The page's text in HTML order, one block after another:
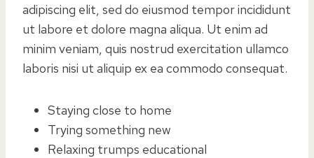
adipiscing elit, sed do eiusmod tempor incididunt
ut labore et dolore magna aliqua. Ut enim ad
minim veniam, quis nostrud exercitation ullamco
laboris nisi ut aliquip ex ea commodo consequat.
Staying close to home
Trying something new
Relaxing trumps educational